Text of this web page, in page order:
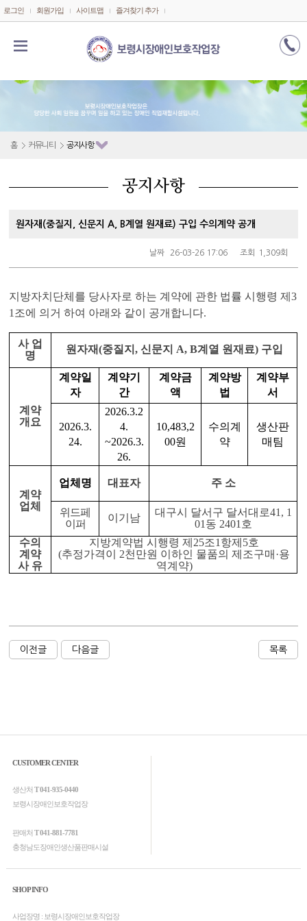
로그인 회원가입 사이트맵 즐겨찾기 추가
홈 커뮤니티 공지사항
공지사항
원자재(중질지, 신문지 A, B계열 원재료) 구입 수의계약 공개
날짜 26-03-26 17:06 조회 1,309회
지방자치단체를 당사자로 하는 계약에 관한 법률 시행령 제3
1 조에 의거 하여 아래와 같이 공개합니다.
사 업
명
원자재(중질지 , 신문지 A, B계열 원재료) 구입
계약
개요
계약일
자
계약기
간
계약금
액
계약방
법
계약부
서
2026.3.
24.
2026.3.2
4.
~2026.3.
26.
10,483,2
00원
수의계
약
생산판
매팀
계약
업체
업체명 대표자 주 소
위드페
이퍼
이기남 대구시 달서구 달서대로41, 1
01 동 2401 호
수의
계약
사 유
지방계약법 시행령 제 25조1 항제 5호
(추정가격이 2천만원 이하인 물품의 제조구매 ·용
역계약)
이전글 다음글 목록
CUSTOMER CENTER
생산처 T 041-935-0440
보령시장애인보호작업장
판매처 T 041-881-7781
충청남도장애인생산품판매시설
SHOP INFO
사업장명 : 보령시장애인보호작업장